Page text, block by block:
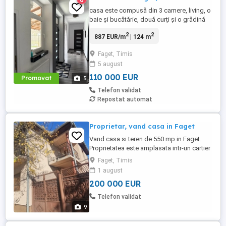
Promovat 5
casa este compusă din 3 camere, living, o
baie și bucătărie, două curți și o grădină
centrală lemne și peleți
887 EUR/m2| 124 m2
Faget, Timis
5 august
110 000 EUR
Telefon validat
Repostat automat
9
Proprietar, vand casa in Faget
Vand casa si teren de 550 mp in Faget.
Proprietatea este amplasata intr-un cartier
linistit, pe o strada la 5min de centrul
orasului. Casa este compusa din parter si
etaj. La parter are o baie, living si 2
dormitoare, iar la etaj 3 dormitoare si o
debara cu acces la pod. In prelungirea
Faget, Timis
1 august
200 000 EUR
Telefon validat